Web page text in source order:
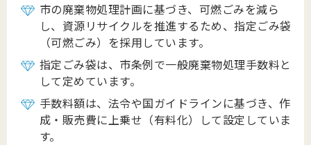
市の廃棄物処理計画に基づき、可燃ごみを減ら
し、資源リサイクルを推進するため、指定ごみ袋
（可燃ごみ）を採用しています。
指定ごみ袋は、市条例で一般廃棄物処理手数料と
して定めています。
手数料額は、法令や国ガイドラインに基づき、作
成・販売費に上乗せ（有料化）して設定していま
す。